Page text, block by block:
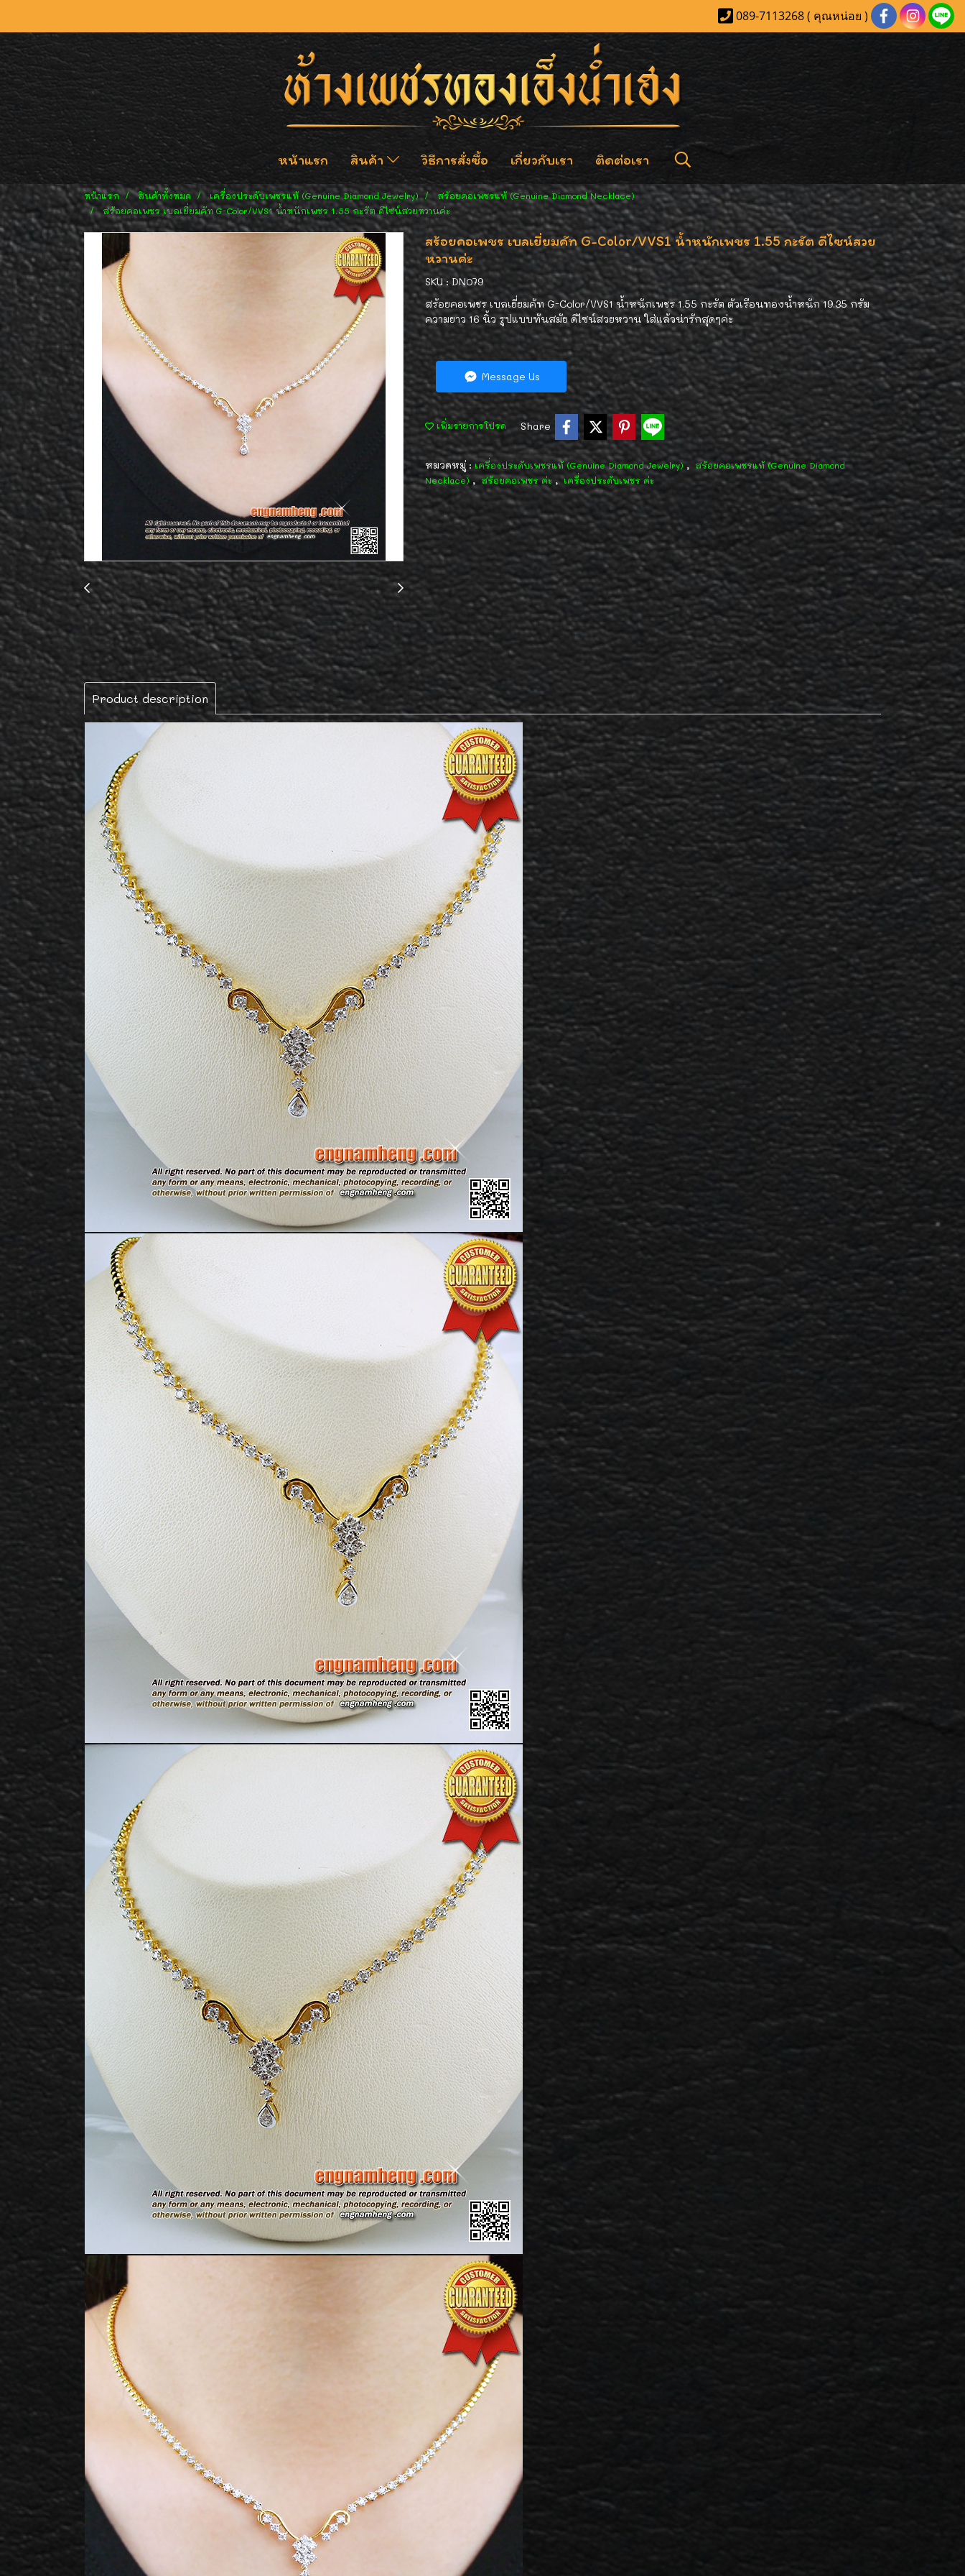
089-7113268 ( คุณหน่อย )
หน้าแรก สินค้า วิธีการสั่งซื้อ เกี่ยวกับเรา ติดต่อเรา
หน้าแรก สินค้าทั้งหมด เครื่องประดับเพชรแท้ (Genuine Diamond Jewelry)
สร้อยคอเพชรแท้ (Genuine Diamond Necklace)
สร้อยคอเพชร เบลเยี่ยมคัท G-Color/VVS1 น้ำหนักเพชร 1.55 กะรัต ดีไซน์สวยหวานค่ะ
สร้อยคอเพชร เบลเยี่ยมคัท G-Color/VVS1 น้ำหนักเพชร 1.55 กะรัต ดีไซน์สวย
หวานค่ะ
SKU : DN079
สร้อยคอเพชร เบลเยี่ยมคัท G-Color/VVS1 น้ำหนักเพชร 1.55 กะรัต ตัวเรือนทองน้ำหนัก 19.35 กรัม
ความยาว 16 นิ้ว รูปแบบทันสมัย ดีไซน์สวยหวาน ใส่แล้วน่ารักสุดๆค่ะ
Message Us
เพิ่มรายการโปรด Share
หมวดหมู่ : เครื่องประดับเพชรแท้ (Genuine Diamond Jewelry), สร้อยคอเพชรแท้ (Genuine Diamond
Necklace), สร้อยคอเพชร ค่ะ , เครื่องประดับเพชร ค่ะ
Product description